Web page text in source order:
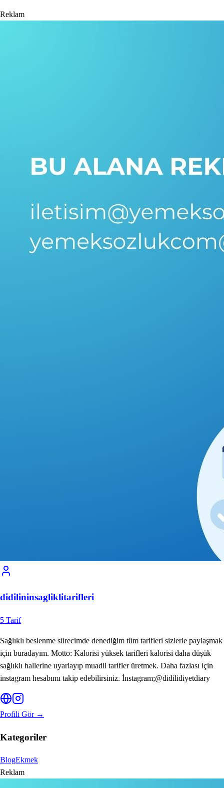
Reklam
didilininsagliklitarifleri
5 Tarif
Sağlıklı beslenme sürecimde denediğim tüm tarifleri sizlerle paylaşmak
için buradayım. Motto: Kalorisi yüksek tarifleri kalorisi daha düşük
sağlıklı hallerine uyarlayıp muadil tarifler üretmek. Daha fazlası için
instagram hesabımı takip edebilirsiniz. İnstagram;@didilidiyetdiary
Profili Gör →
Kategoriler
BlogEkmek
Reklam